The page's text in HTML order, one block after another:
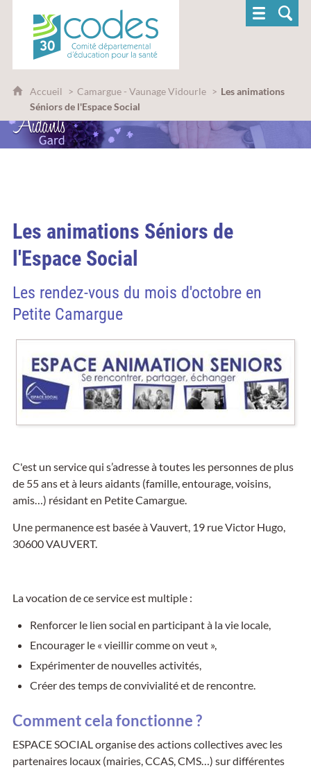
CoDES 30 - Comité départemental
Accueil Camargue - Vaunage Vidourle
Les animations
Séniors de l'Espace Social
Les animations Séniors de
l'Espace Social
Les rendez-vous du mois d'octobre en
Petite Camargue
C'est un service qui s’adresse à toutes les personnes de plus
de 55 ans et à leurs aidants (famille, entourage, voisins,
amis…) résidant en Petite Camargue.
Une permanence est basée à Vauvert, 19 rue Victor Hugo,
30600 VAUVERT.
La vocation de ce service est multiple :
Renforcer le lien social en participant à la vie locale,
Encourager le « vieillir comme on veut »,
Expérimenter de nouvelles activités,
Créer des temps de convivialité et de rencontre.
Comment cela fonctionne ?
ESPACE SOCIAL organise des actions collectives avec les
partenaires locaux (mairies, CCAS, CMS…) sur différentes